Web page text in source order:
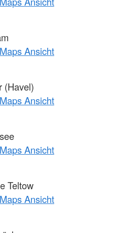
Ansicht
(Havel)
Ansicht
Ansicht
Teltow
Ansicht